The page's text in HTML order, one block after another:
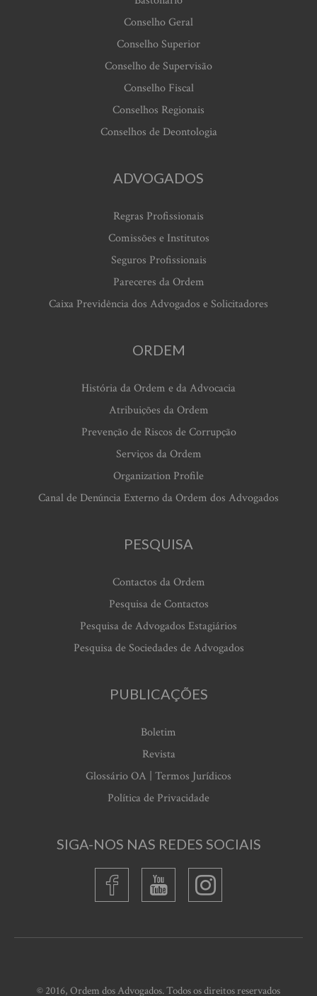
Conselho Geral
Conselho Superior
Conselho de Supervisão
Conselho Fiscal
Conselhos Regionais
Conselhos de Deontologia
ADVOGADOS
Regras Profissionais
Comissões e Institutos
Seguros Profissionais
Pareceres da Ordem
Caixa Previdência dos Advogados e Solicitadores
ORDEM
História da Ordem e da Advocacia
Atribuições da Ordem
Prevenção de Riscos de Corrupção
Serviços da Ordem
Organization Profile
Canal de Denúncia Externo da Ordem dos Advogados
PESQUISA
Contactos da Ordem
Pesquisa de Contactos
Pesquisa de Advogados Estagiários
Pesquisa de Sociedades de Advogados
PUBLICAÇÕES
Boletim
Revista
Glossário OA | Termos Jurídicos
Política de Privacidade
SIGA-NOS NAS REDES SOCIAIS
© 2016, Ordem dos Advogados. Todos os direitos reservados